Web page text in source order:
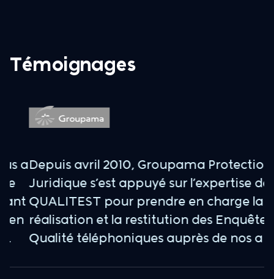
Témoignages
Depuis avril 2010, Groupama Protection
Juridique s’est appuyé sur l’expertise de
QUALITEST pour prendre en charge la
réalisation et la restitution des Enquêtes
Qualité téléphoniques auprès de nos a ...